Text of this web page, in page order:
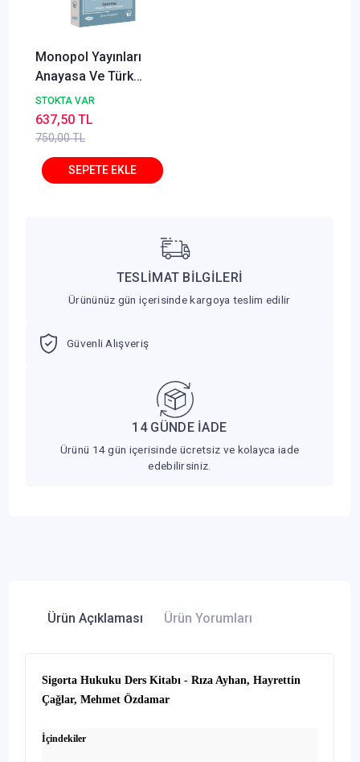
Monopol Yayınları
Anayasa Ve Türk
Anayasa Hukuku 10.
Baskı Ömer Keskinsoy
STOKTA VAR
750,00 TL
637,50 TL
TESLİMAT BİLGİLERİ
Ürününüz gün içerisinde kargoya teslim edilir
Güvenli Alışveriş
14 GÜNDE İADE
Ürünü 14 gün içerisinde ücretsiz ve kolayca iade
edebilirsiniz.
Ürün Açıklaması Ürün Yorumları
Sigorta Hukuku Ders Kitabı - Rıza Ayhan, Hayrettin
Çağlar, Mehmet Özdamar
İçindekiler